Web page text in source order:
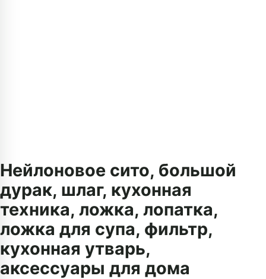
Нейлоновое сито, большой
дурак, шлаг, кухонная
техника, ложка, лопатка,
ложка для супа, фильтр,
кухонная утварь,
аксессуары для дома